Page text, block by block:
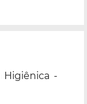
Higiênica -